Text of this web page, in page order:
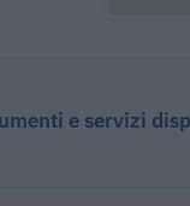
e servizi